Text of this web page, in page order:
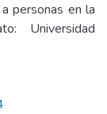
personas en la
Universidad